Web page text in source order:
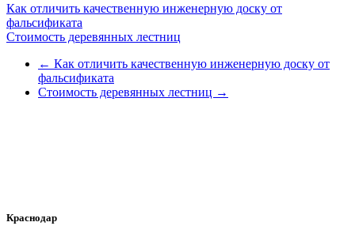
Как отличить качественную инженерную доску от
фальсификата
Стоимость деревянных лестниц
← Как отличить качественную инженерную доску от
фальсификата
Стоимость деревянных лестниц →
Краснодар